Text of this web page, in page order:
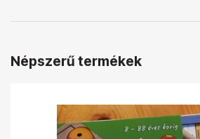
Népszerű termékek